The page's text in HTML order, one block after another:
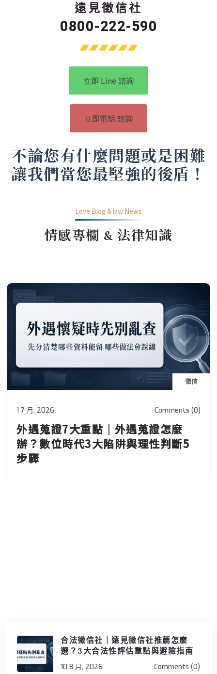
遠見徵信社
0800-222-590
立即 Line 諮詢
立即電話 諮詢
不論您有什麼問題或是困難
讓我們當您最堅強的後盾！
Love Blog & law News
情感專欄 & 法律知識
合法徵信社｜遠見徵信社推薦怎麼
選？3大合法性評估重點與避險指南
10 8 月, 2026 Comments (0)
徵信
1 7 月, 2026 Comments (0)
外遇蒐證7大重點｜外遇蒐證怎麼
辦？數位時代3大陷阱與理性判斷5
步驟